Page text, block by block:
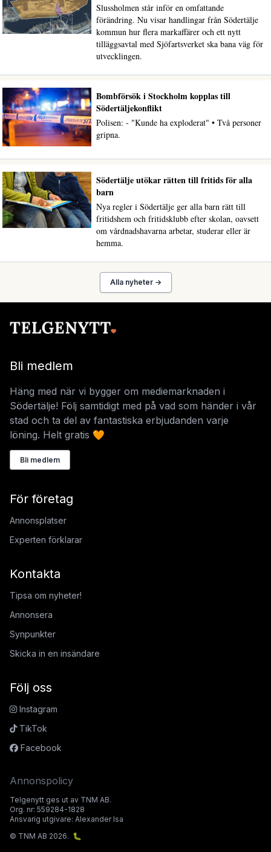
Slussholmen står inför en omfattande
förändring. Nu visar handlingar från Södertälje
kommun hur flera markaffärer och ett nytt
tilläggsavtal med Sjöfartsverket ska bana väg för
utvecklingen.
Bombförsök i Stockholm kopplas till
Södertäljekonflikt
Polisen: - "Kunde ha exploderat" • Två personer
gripna.
Södertälje utökar rätten till fritids för alla
barn
Nya regler i Södertälje ger alla barn rätt till
fritidshem och fritidsklubb efter skolan, oavsett
om vårdnadshavarna arbetar, studerar eller är
hemma.
Alla nyheter →
Bli medlem
Häng med när vi bygger om mediemarknaden i
Södertälje! Följ samtidigt med på vad som händer i vår
stad och ta del av fantastiska erbjudanden varje
löning. Helt gratis 🧡
Bli medlem
För företag
Annonsplatser
Experten förklarar
Kontakta
Tipsa om nyheter!
Annonsera
Synpunkter
Skicka in en insändare
Följ oss
Instagram
TikTok
Facebook
Annonspolicy
Telgenytt ges ut av TNM AB.
Org. nr: 559284-1828
Ansvarig utgivare: Alexander Isa
© TNM AB 2026. 🐛